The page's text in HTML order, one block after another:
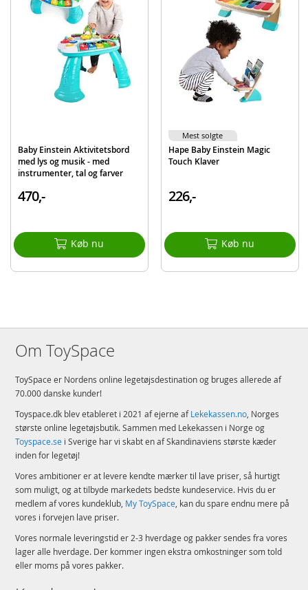
1 Hape Baby Einstein Guitar
Mål: ca. 42 x 18 x 5 cm (LxBxD)
Batteribehov: 3 x AA-batterier (inkluderet)
Alder: fra 12 mdr.
EAN 6943478030268
Mærke
Baby Einstein Aktivitetsbord
med lys og musik - med
instrumenter, tal og farver
470,-
Køb nu
Hape Baby Einstein Magic
Touch Klaver
226,-
Køb nu
Mest solgte
Om ToySpace
ToySpace er Nordens online legetøjsdestination og bruges allerede af
70.000 danske kunder!
Toyspace.dk blev etableret i 2021 af ejerne afLekekassen.no, Norges
største online legetøjsbutik. Sammen med Lekekassen i Norge og
Toyspace.se i Sverige har vi skabt en af Skandinaviens største kæder
inden for legetøj!
Vores ambitioner er at levere kendte mærker til lave priser, så hurtigt
som muligt, og at tilbyde markedets bedste kundeservice. Hvis du er
medlem af vores kundeklub, My ToySpace, kan du spare endnu mere på
vores i forvejen lave priser.
Vores normale leveringstid er 2-3 hverdage og pakker sendes fra vores
lager alle hverdage. Der kommer ingen ekstra omkostninger som told
eller moms på vores pakker.